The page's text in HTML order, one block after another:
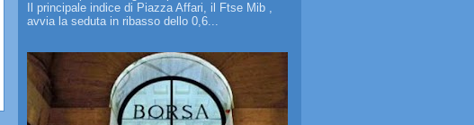
Il principale indice di Piazza Affari, il Ftse Mib ,
avvia la seduta in ribasso dello 0,6...